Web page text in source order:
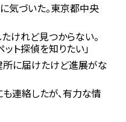
気づいた。東京都中央
けれど見つからない。
ト探偵を知りたい」
所に届けたけど進展がな
連絡したが、有力な情